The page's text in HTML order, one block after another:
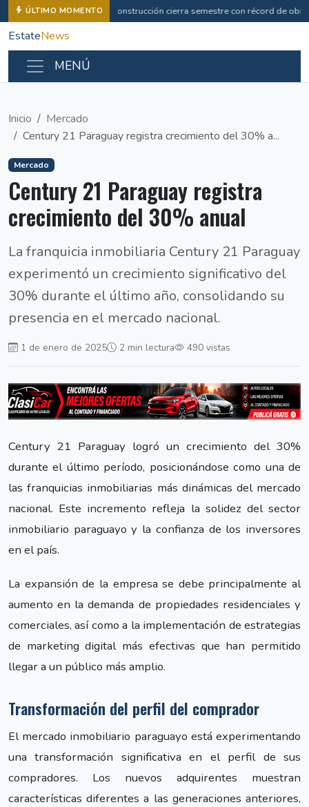
ÚLTIMO MOMENTO Construcción cierra semestre con récord de
EstateNews
MENÚ
Inicio
Mercado
Century 21 Paraguay registra crecimiento del 30% a...
Mercado
Century 21 Paraguay registra
crecimiento del 30% anual
La franquicia inmobiliaria Century 21 Paraguay
experimentó un crecimiento significativo del
30% durante el último año, consolidando su
presencia en el mercado nacional.
1 de enero de 2025 2 min lectura 490 vistas
Century 21 Paraguay logró un crecimiento del 30%
durante el último período, posicionándose como una de
las franquicias inmobiliarias más dinámicas del mercado
nacional. Este incremento refleja la solidez del sector
inmobiliario paraguayo y la confianza de los inversores
en el país.
La expansión de la empresa se debe principalmente al
aumento en la demanda de propiedades residenciales y
comerciales, así como a la implementación de estrategias
de marketing digital más efectivas que han permitido
llegar a un público más amplio.
Transformación del perfil del comprador
El mercado inmobiliario paraguayo está experimentando
una transformación significativa en el perfil de sus
compradores. Los nuevos adquirentes muestran
características diferentes a las generaciones anteriores,